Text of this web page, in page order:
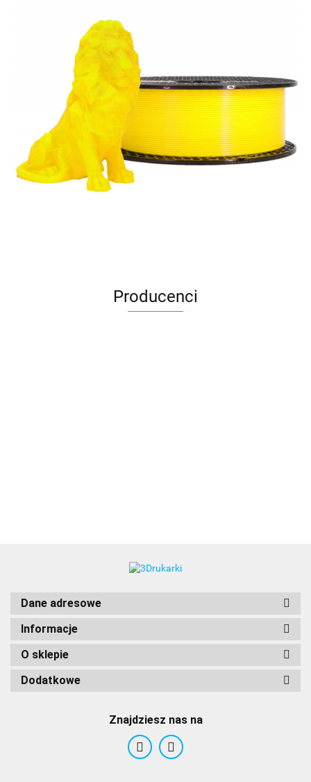
Producenci
Dane adresowe
Informacje
O sklepie
Dodatkowe
Znajdziesz nas na